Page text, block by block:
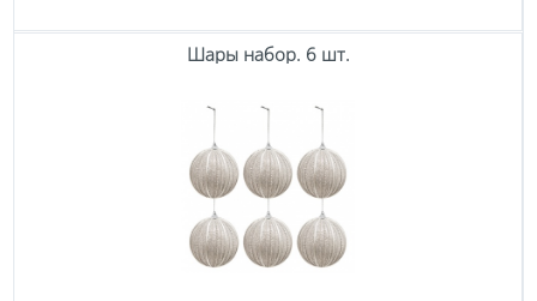
Шары набор. 6 шт.